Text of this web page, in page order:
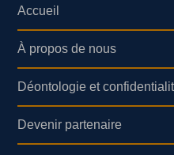
Accueil
À propos de nous
Déontologie et
Devenir partenaire